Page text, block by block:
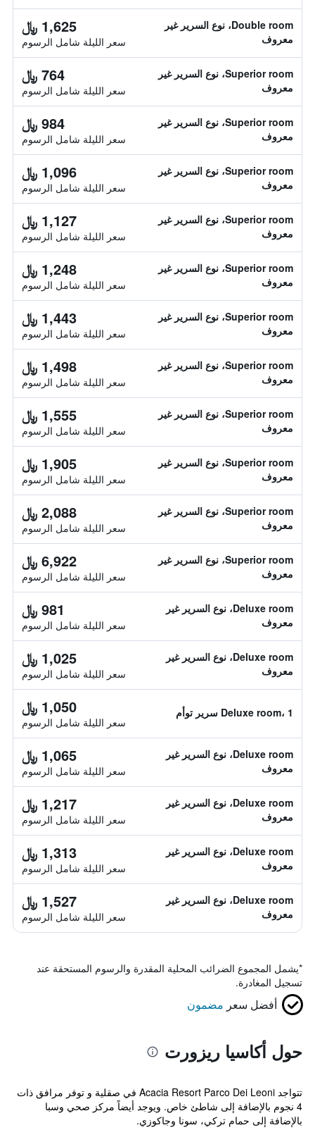
Double room، نوع السرير غير
معروف
1,625 ﷼
سعر الليلة شامل الرسوم
Superior room، نوع السرير غير
معروف
764 ﷼
سعر الليلة شامل الرسوم
Superior room، نوع السرير غير
معروف
984 ﷼
سعر الليلة شامل الرسوم
Superior room، نوع السرير غير
معروف
1,096 ﷼
سعر الليلة شامل الرسوم
Superior room، نوع السرير غير
معروف
1,127 ﷼
سعر الليلة شامل الرسوم
Superior room، نوع السرير غير
معروف
1,248 ﷼
سعر الليلة شامل الرسوم
Superior room، نوع السرير غير
معروف
1,443 ﷼
سعر الليلة شامل الرسوم
Superior room، نوع السرير غير
معروف
1,498 ﷼
سعر الليلة شامل الرسوم
Superior room، نوع السرير غير
معروف
1,555 ﷼
سعر الليلة شامل الرسوم
Superior room، نوع السرير غير
معروف
1,905 ﷼
سعر الليلة شامل الرسوم
Superior room، نوع السرير غير
معروف
2,088 ﷼
سعر الليلة شامل الرسوم
Superior room، نوع السرير غير
معروف
6,922 ﷼
سعر الليلة شامل الرسوم
Deluxe room، نوع السرير غير
معروف
981 ﷼
سعر الليلة شامل الرسوم
Deluxe room، نوع السرير غير
معروف
1,025 ﷼
سعر الليلة شامل الرسوم
Deluxe room، 1 سرير توأم 1,050 ﷼
سعر الليلة شامل الرسوم
Deluxe room، نوع السرير غير
معروف
1,065 ﷼
سعر الليلة شامل الرسوم
Deluxe room، نوع السرير غير
معروف
1,217 ﷼
سعر الليلة شامل الرسوم
Deluxe room، نوع السرير غير
معروف
1,313 ﷼
سعر الليلة شامل الرسوم
Deluxe room، نوع السرير غير
معروف
1,527 ﷼
سعر الليلة شامل الرسوم
*يشمل المجموع الضرائب المحلية المقدرة والرسوم المستحقة عند
تسجيل المغادرة.
أفضل سعر مضمون
حول أكاسيا ريزورت
تتواجد Acacia Resort Parco Dei Leoni في صقلية و توفر مرافق ذات
4 نجوم بالإضافة إلى شاطئ خاص. ويوجد أيضاً مركز صحي وسبا
بالإضافة إلى حمام تركي، سونا وجاكوزي.